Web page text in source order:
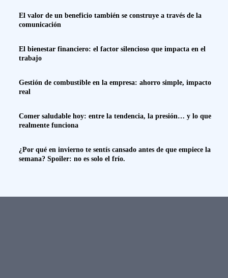
El valor de un beneficio también se construye a través de la
comunicación
El bienestar financiero: el factor silencioso que impacta en el
trabajo
Gestión de combustible en la empresa: ahorro simple, impacto
real
Comer saludable hoy: entre la tendencia, la presión… y lo que
realmente funciona
¿Por qué en invierno te sentís cansado antes de que empiece la
semana? Spoiler: no es solo el frío.